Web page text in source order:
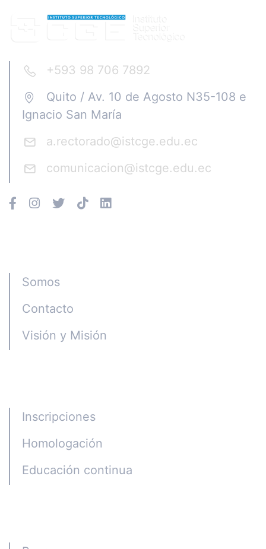
+593 98 706 7892
Quito / Av. 10 de Agosto N35-108 e
Ignacio San María
a.rectorado@istcge.edu.ec
comunicacion@istcge.edu.ec
Somos
Contacto
Visión y Misión
Inscripciones
Homologación
Educación continua